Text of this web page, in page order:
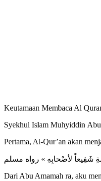
Keutamaan Membaca Al
Syekhul Islam Muhyiddin
Pertama, Al-Qur’an akan
شَفِيعاً لأصْحابِهِ » رواه مسلم
Dari Abu Amamah ra, aku